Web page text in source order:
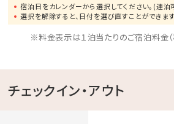
[連絡なしの不泊について]
いたします。
不泊/不着 ：宿泊料金の１００％
宿泊日をカレンダーから選択してください。(連泊
選択を解除すると、日付を選び直すことができます
※料金表示は１泊当たりのご宿泊料金（
チェックイン・アウト